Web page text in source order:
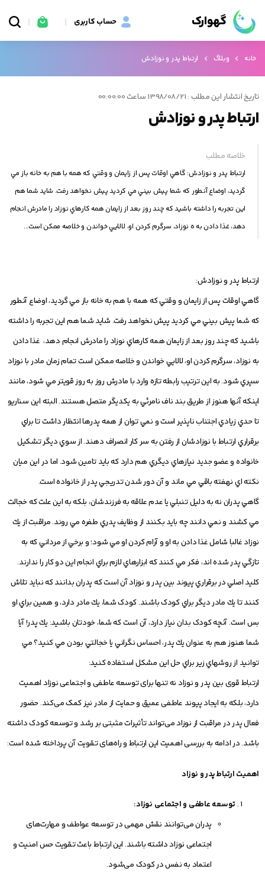
گهوارک حساب کاربری
خانه وبلاگ ارتباط پدر و نوزادش
تاریخ انتشار این مطلب : 1398/08/21 ساعت 00:00:00
ارتباط پدر و نوزادش
خلاصه مطلب
ارتباط پدر و نوزادش: گاهي اوقات پس از زايمان و وقتي كه همه با هم به خانه باز مي
گرديد، اوضاع آنطور كه شما پيش بيني مي كرديد پيش نخواهد رفت. شايد شما هم
اين تجربه را داشته باشيد كه چند روز بعد از زايمان همه كارهاي نوزاد را مادرش انجام
دهد، غذا دادن به ه نوزاد، سرگرم كردن او، لالايي خواندن و خلاصه ممكن است...
ارتباط پدر و نوزادش:
گاهي اوقات پس از زايمان و وقتي كه همه با هم به خانه باز مي گرديد، اوضاع آنطور
كه شما پيش بيني مي كرديد پيش نخواهد رفت. شايد شما هم اين تجربه را داشته
باشيد كه چند روز بعد از زايمان همه كارهاي نوزاد را مادرش انجام دهد، غذا دادن
به نوزاد، سرگرم كردن او، لالايي خواندن و خلاصه ممكن است تمام زمان مادر با نوزاد
سپري شود. به اين ترتيب رابطه تازه وارد با مادرش روز به روز قويتر مي شود، مانند
اينكه آنها هنوز از طريق بند ناف نامرئي به يكديگر متصل هستند. البته اين سناريو
تا حدي زيادي اجتناب ناپذير است و نمي توان از همه پدرها انتظار داشت تا براي
برقراري ارتباط با نوزادشان از رفتن به سر كار انصراف دهند. از سوي ديگر تشكيل
خانواده و عضو جديد نيازهاي ديگري هم دارد كه بايد تامين شود. اما در اين ميان
نكته اي نهفته باقي مي ماند و آن دور شدن تدريجي پدر از خانواده است.
گاهي پدران نه به دليل تنبلي يا عدم علاقه به فرزندشان، بلكه به اين علت كه خجالت
مي كشند و نمي دانند چه بايد بكنند از وظايف پدري طفره مي روند. مراقبت از يك
نوزاد غالبا شامل غذا دادن به او و آرام كردن او مي شود؛ و برخي از مرداني كه به
تازگي پدر شده اند، فكر مي كنند كه ابزارهاي لازم براي انجام اين دو كار را ندارند.
كليد اصلي در برقراري پيوند بين پدر و نوزاد آن است كه پدران بدانند كه نبايد تلاش
كنند تا يك مادر ديگر براي كودک باشند. كودک شما، يك مادر دارد، و همين براي او
بس است. آنچه كودک بدان نياز دارد، آن است كه شما، خودتان باشيد: يك پدر! آيا
شما هنوز هم به عنوان يك پدر، احساس نگراني يا خجالتي بودن مي كنيد؟ مي
توانيد از روشهاي زير براي حل اين مشكل استفاده كنيد:
ارتباط قوی بین پدر و نوزاد نه تنها برای توسعه عاطفی و اجتماعی نوزاد اهمیت
دارد، بلکه به ایجاد پیوند عاطفی عمیق و حمایت از مادر نیز کمک می‌کند. حضور
فعال پدر در مراقبت از نوزاد می‌تواند تأثیرات مثبتی بر رشد و توسعه کودک داشته
باشد. در ادامه به بررسی اهمیت این ارتباط و راه‌های تقویت آن پرداخته شده است:
اهمیت ارتباط پدر و نوزاد
توسعه عاطفی و اجتماعی نوزاد:
پدران می‌توانند نقش مهمی در توسعه عواطف و مهارت‌های
اجتماعی نوزاد داشته باشند. این ارتباط باعث تقویت حس امنیت و
اعتماد به نفس در کودک می‌شود.